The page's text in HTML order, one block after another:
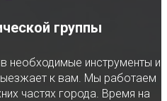
группы
необходимые инструменты и
к вам. Мы работаем
частях города. Время на